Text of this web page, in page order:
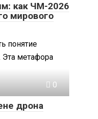
как ЧМ-2026
мирового
понятие
Эта метафора
0
дрона